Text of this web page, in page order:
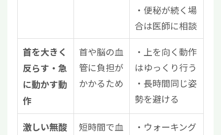
・便秘が続く場
合は医師に相談
首を大きく
反らす・急
に動かす動
作
首や脳の血
管に負担が
かかるため
・上を向く動作
はゆっくり行う
・長時間同じ姿
勢を避ける
激しい無酸
短時間で血
・ウォーキング